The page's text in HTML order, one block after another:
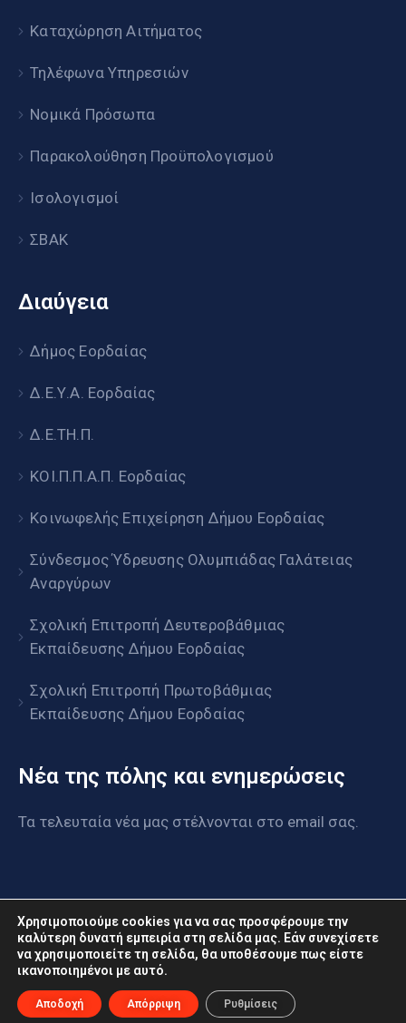
Καταχώρηση Αιτήματος
Τηλέφωνα Υπηρεσιών
Νομικά Πρόσωπα
Παρακολούθηση Προϋπολογισμού
Ισολογισμοί
ΣΒΑΚ
Διαύγεια
Δήμος Εορδαίας
Δ.Ε.Υ.Α. Εορδαίας
Δ.Ε.ΤΗ.Π.
ΚΟΙ.Π.Π.Α.Π. Εορδαίας
Κοινωφελής Επιχείρηση Δήμου Εορδαίας
Σύνδεσμος Ύδρευσης Ολυμπιάδας Γαλάτειας
Αναργύρων
Σχολική Επιτροπή Δευτεροβάθμιας
Εκπαίδευσης Δήμου Εορδαίας
Σχολική Επιτροπή Πρωτοβάθμιας
Εκπαίδευσης Δήμου Εορδαίας
Νέα της πόλης και ενημερώσεις
Τα τελευταία νέα μας στέλνονται στο email σας.
www.eordaia.gov.gr © 2022. Με επιφύλαξη παντός
δικαιώματος
Χρησιμοποιούμε cookies για να σας προσφέρουμε την
καλύτερη δυνατή εμπειρία στη σελίδα μας. Εάν συνεχίσετε
να χρησιμοποιείτε τη σελίδα, θα υποθέσουμε πως είστε
ικανοποιημένοι με αυτό.
Αποδοχή Απόρριψη Ρυθμίσεις